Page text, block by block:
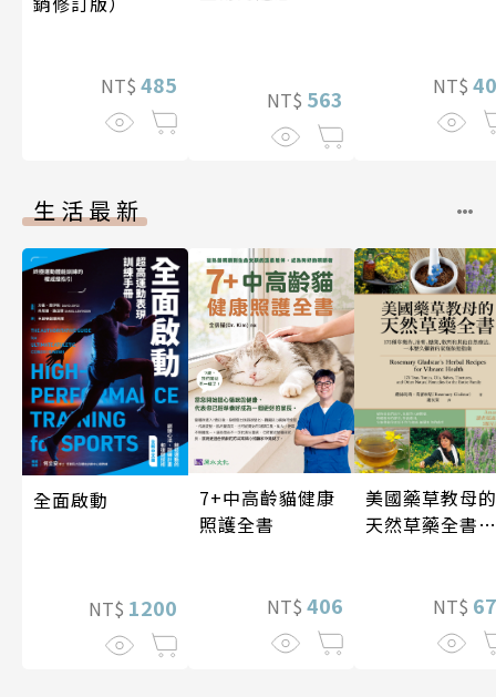
NT$ 485
NT$ 563 NT$
生活最新
全面啟動
NT$ 1200
7+中高齡貓健康
照護全書
NT$ 406
美國藥草教母的
天然草藥全書
NT$